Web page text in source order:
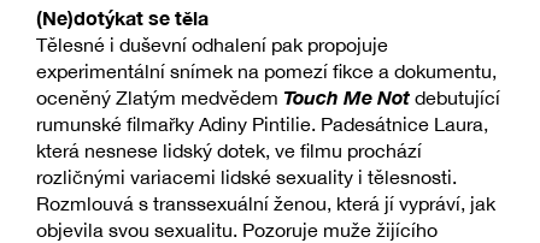
(Ne)dotýkat se těla
Tělesné i duševní odhalení pak propojuje
experimentální snímek na pomezí fikce a dokumentu,
oceněný Zlatým medvědem Touch Me Not debutující
rumunské filmařky Adiny Pintilie. Padesátnice Laura,
která nesnese lidský dotek, ve filmu prochází
rozličnými variacemi lidské sexuality i tělesnosti.
Rozmlouvá s transsexuální ženou, která jí vypráví, jak
objevila svou sexualitu. Pozoruje muže žijícího